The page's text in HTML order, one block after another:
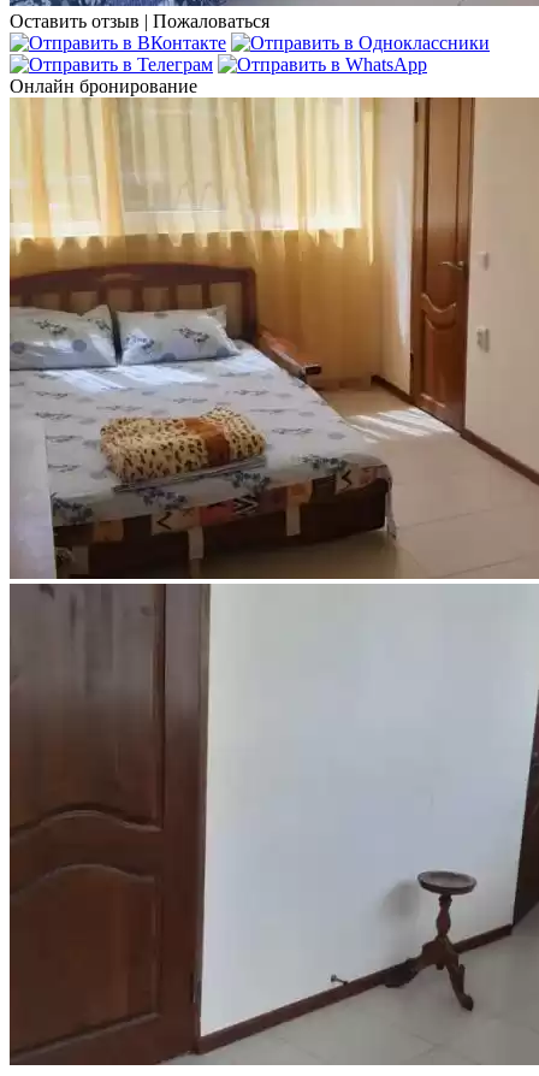
Оставить отзыв | Пожаловаться
Онлайн бронирование